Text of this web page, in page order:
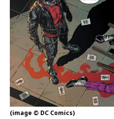
(image © DC Comics)